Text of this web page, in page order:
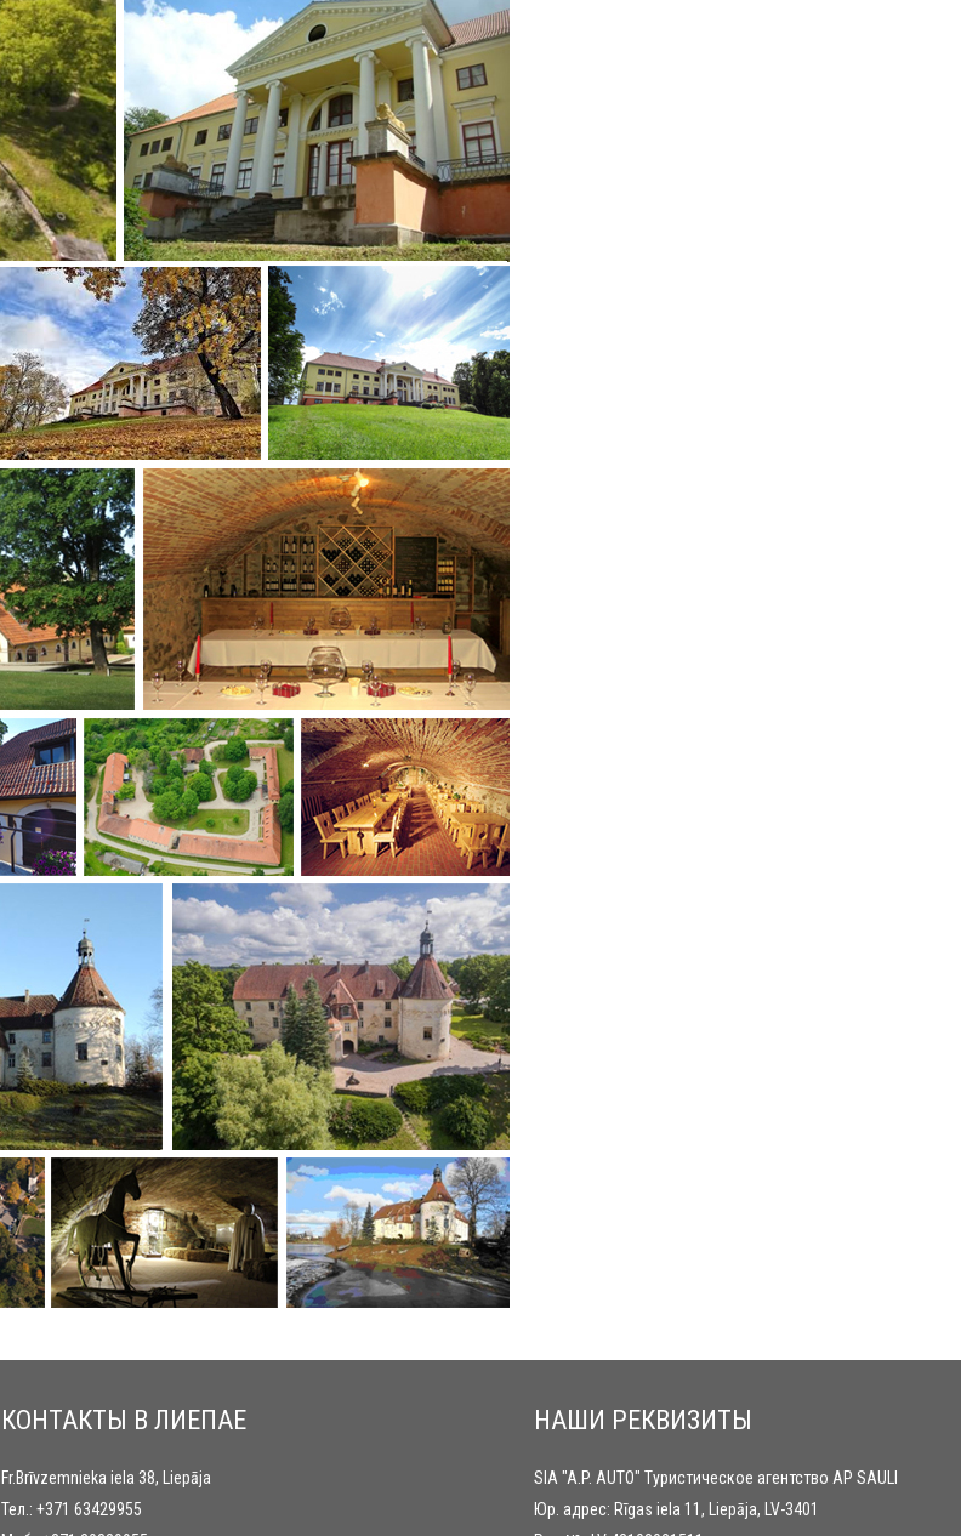
КОНТАКТЫ В ЛИЕПАЕ
Fr.Brīvzemnieka iela 38, Liepāja
Тел.: +371 63429955
НАШИ РЕКВИЗИТЫ
SIA "A.P. AUTO" Туристическое агентство AP SAULI
Юр. адрес: Rīgas iela 11, Liepāja, LV-3401